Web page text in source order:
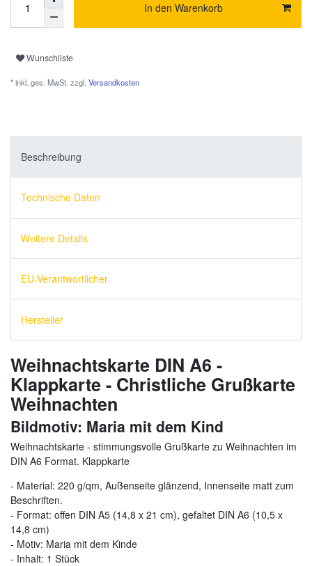
In den Warenkorb
Wunschliste
* inkl. ges. MwSt. zzgl. Versandkosten
Beschreibung
Technische Daten
Weitere Details
EU-Verantwortlicher
Hersteller
Weihnachtskarte DIN A6 -
Klappkarte - Christliche Grußkarte
Weihnachten
Bildmotiv: Maria mit dem Kind
Weihnachtskarte - stimmungsvolle Grußkarte zu Weihnachten im
DIN A6 Format. Klappkarte
- Material: 220 g/qm, Außenseite glänzend, Innenseite matt zum
Beschriften.
- Format: offen DIN A5 (14,8 x 21 cm), gefaltet DIN A6 (10,5 x
14,8 cm)
- Motiv: Maria mit dem Kinde
- Inhalt: 1 Stück